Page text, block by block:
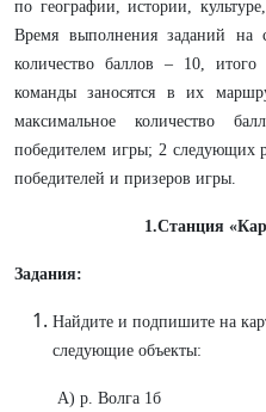
по географии, истории,
Время выполнения заданий на
количество баллов – 10,
команды заносятся в их
максимальное количество
победителем игры; 2 следующих
победителей и призеров игры.
1.Станция
Задания:
Найдите и подпишите на
следующие объекты:
А) р. Волга 1б